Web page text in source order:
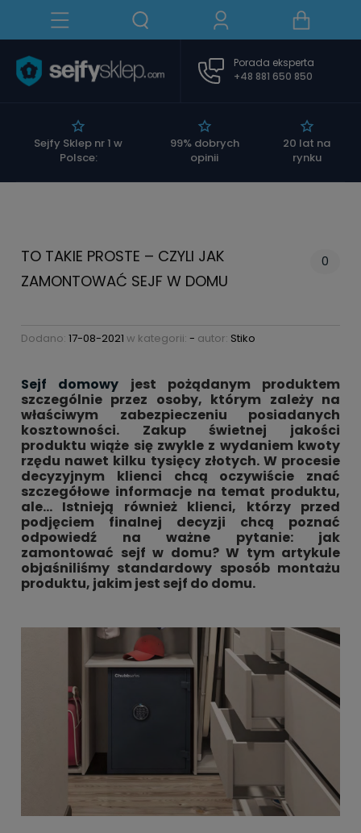
Sejfy Sklep nr 1 w
Polsce:
99% dobrych
opinii
20 lat na
rynku
Porada eksperta
+48 881 650 850
TO TAKIE PROSTE – CZYLI JAK
ZAMONTOWAĆ SEJF W DOMU
0
Dodano: 17-08-2021 w kategorii: - autor: Stiko
Sejf domowy jest pożądanym produktem
szczególnie przez osoby, którym zależy na
właściwym zabezpieczeniu posiadanych
kosztowności. Zakup świetnej jakości
produktu wiąże się zwykle z wydaniem kwoty
rzędu nawet kilku tysięcy złotych. W procesie
decyzyjnym klienci chcą oczywiście znać
szczegółowe informacje na temat produktu,
ale… Istnieją również klienci, którzy przed
podjęciem finalnej decyzji chcą poznać
odpowiedź na ważne pytanie: jak
zamontować sejf w domu? W tym artykule
objaśniliśmy standardowy sposób montażu
produktu, jakim jest sejf do domu.